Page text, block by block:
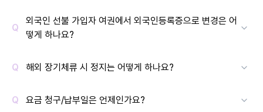
외국인 선불 가입자 여권에서 외국인등록증으로 변경은 어
떻게 하나요?
해외 장기체류 시 정지는 어떻게 하나요?
요금 청구/납부일은 언제인가요?